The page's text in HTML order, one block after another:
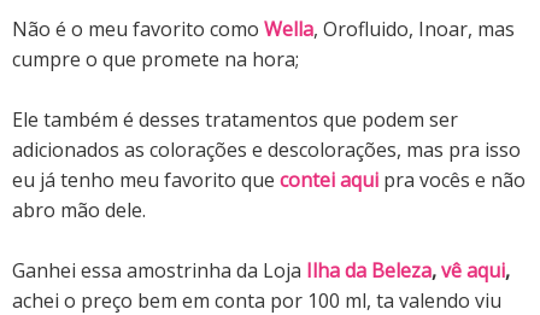
Não é o meu favorito como Wella, Orofluido, Inoar, mas
cumpre o que promete na hora;
Ele também é desses tratamentos que podem ser
adicionados as colorações e descolorações, mas pra isso
eu já tenho meu favorito que contei aqui pra vocês e não
abro mão dele.
Ganhei essa amostrinha da Loja Ilha da Beleza,vê aqui,
achei o preço bem em conta por 100 ml, ta valendo viu